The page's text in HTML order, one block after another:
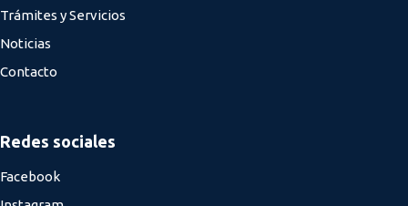
Trámites y Servicios
Noticias
Contacto
Redes sociales
Facebook